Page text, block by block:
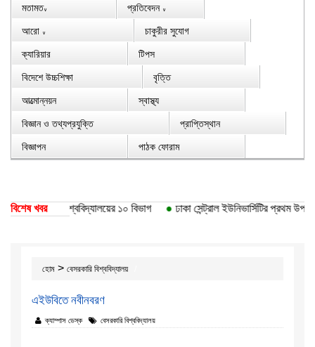
মতামত∨ প্রতিবেদন ∨
আরো ∨
চাকুরীর সুযোগ
ক্যারিয়ার
টিপস
বিদেশে উচ্চশিক্ষা
বৃত্তি
আত্মোন্নয়ন
স্বাস্থ্য
বিজ্ঞান ও তথ্যপ্রযুক্তি
প্রাপ্তিস্থান
বিজ্ঞাপন
পাঠক ফোরাম
বিশেষ খবর
পেয়েছে ঢাকা বিশ্ববিদ্যালয়ের ১০ বিভাগ ঢাকা সেন্ট্রাল ইউনিভার্সিটির প্রথম
হোম > বেসরকারি বিশ্ববিদ্যালয়
এইউবিতে নবীনবরণ
ক্যাম্পাস ডেস্ক বেসরকারি বিশ্ববিদ্যালয়